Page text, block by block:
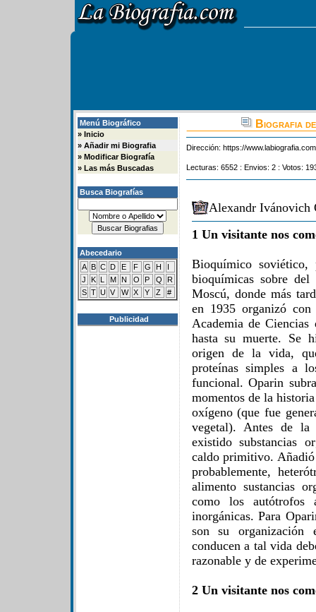
Menú Biográfico
» Inicio
» Añadir mi Biografia
» Modificar Biografía
» Las más Buscadas
Busca Biografías
Abecedario
A B C D E F G H
I
J
K L M N O P Q
R
S T U V W X Y Z #
Publicidad
Biografia
Dirección: https://
Lecturas: 6552 : Envios: 2 : Votos:
Alexandr Ivánovich
1 Un visitante nos
Bioquímico
bioquímicas sobre
Moscú, donde más
en 1935 organizó
Academia de
hasta su muerte. Se
origen de la vida,
proteínas simples a
funcional. Oparin
momentos de la
oxígeno (que fue
vegetal). Antes de
existido substancias
caldo primitivo.
probablemente,
alimento sustancias
como los autótrofos
inorgánicas. Para
son su organización
conducen a tal vida
razonable y de
2 Un visitante nos